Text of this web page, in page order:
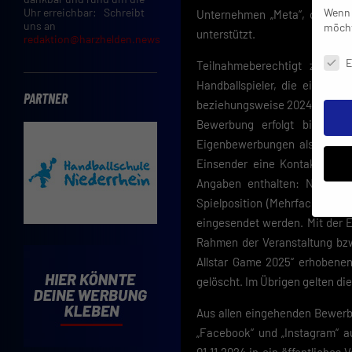
Uhr erreichbar: Schreibt
uns an
redaktion@harzhelden.news
PARTNER
Unternehmen „Meta“,
unterstützt.
Teilnahmeberechtigt zur
Handballspieler, die einem
beziehungsweise 2024/2025
Bewerbung erfolgt bis zum
Eigenbewerbungen als auch
Einsender eine
Angaben enthalten: Name,
Spielposition
eingesendet werden. Mit der
Rahmen der Veranstaltung
Allstar Game 2025“
gelöscht. Im Übrigen gelten
Aus allen eingehenden
„Facebook“ und
Mit